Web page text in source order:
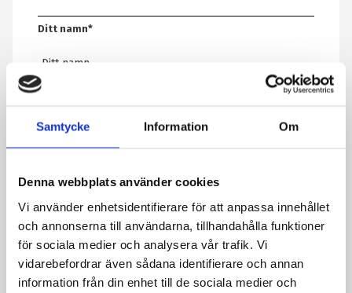
Samtycke Information Om
Denna webbplats använder cookies
Vi använder enhetsidentifierare för att anpassa innehållet
och annonserna till användarna, tillhandahålla funktioner
för sociala medier och analysera vår trafik. Vi
vidarebefordrar även sådana identifierare och annan
information från din enhet till de sociala medier och
Ditt namn*
E-post
Genom att skicka formuläret godkänner du att vi sparar